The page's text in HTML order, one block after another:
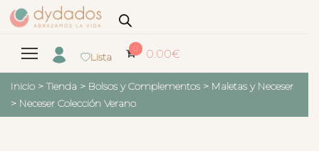
Lista
0 0.00€
Inicio > Tienda > Bolsos y Complementos > Maletas y Neceser
> Neceser Colección Verano